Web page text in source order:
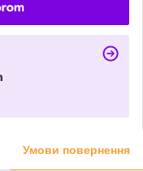
Умови повернення